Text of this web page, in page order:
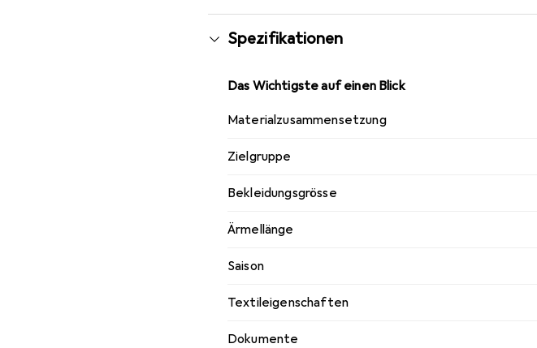
Spezifikationen
Das Wichtigste auf einen Blick
Materialzusammensetzung
Zielgruppe
Bekleidungsgrösse
Ärmellänge
Saison
Textileigenschaften
Dokumente